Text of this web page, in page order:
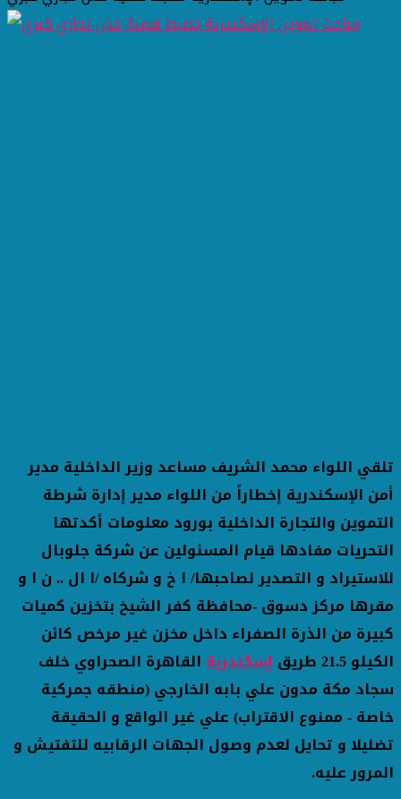
تلقي اللواء محمد الشريف مساعد وزير الداخلية مدير
أمن الإسكندرية إخطاراً من اللواء مدير إدارة شرطة
التموين والتجارة الداخلية بورود معلومات أكدتها
التحريات مفادها قيام المسئولين عن شركة جلوبال
للاستيراد و التصدير لصاحبها/ ا خ و شركاه /ا ال .. ن ا و
مقرها مركز دسوق -محافظة كفر الشيخ بتخزين كميات
كبيرة من الذرة الصفراء داخل مخزن غير مرخص كائن
الكيلو 21.5 طريق
إسكندريةالقاهرة الصحراوي خلف
سجاد مكة مدون علي بابه الخارجي (منطقه جمركية
خاصة - ممنوع الاقتراب) علي غير الواقع و الحقيقة
تضليلا و تحايل لعدم وصول الجهات الرقابيه للتفتيش و
المرور عليه.